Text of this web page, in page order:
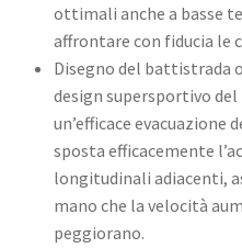
ottimali anche a basse
affrontare con fiducia le
Disegno del battistrada
design supersportivo
un’efficace evacuazione
sposta efficacemente
longitudinali adiacenti,
mano che la velocità
peggiorano. ​